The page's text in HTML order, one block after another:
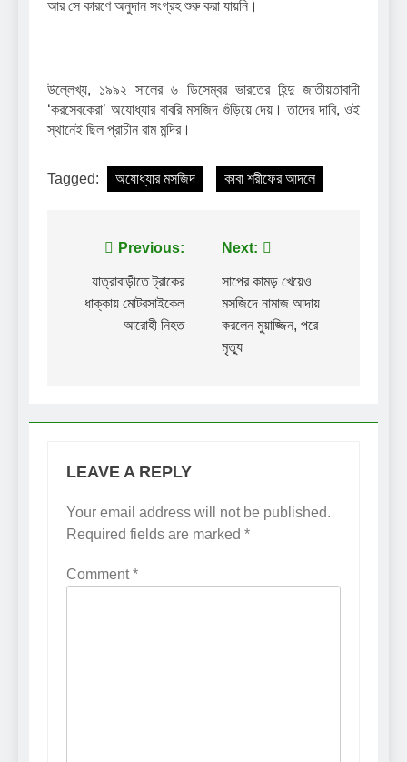
আর সে কারণে অনুদান সংগ্রহ শুরু করা যায়নি।
উল্লেখ্য, ১৯৯২ সালের ৬ ডিসেম্বর ভারতের হিন্দু জাতীয়তাবাদী
‘করসেবকেরা’ অযোধ্যার বাবরি মসজিদ গুঁড়িয়ে দেয়। তাদের দাবি, ওই
স্থানেই ছিল প্রাচীন রাম মন্দির।
Tagged: অযোধ্যার মসজিদ কাবা শরীফের আদলে
Post
navigation
Previous:
যাত্রাবাড়ীতে ট্রাকের
ধাক্কায় মোটরসাইকেল
আরোহী নিহত
Next:
সাপের কামড় খেয়েও
মসজিদে নামাজ আদায়
করলেন মুয়াজ্জিন, পরে
মৃত্যু
LEAVE A REPLY
Your email address will not be published.
Required fields are marked *
Comment*